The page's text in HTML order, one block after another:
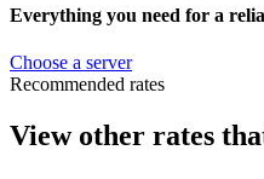
Everything you need for a
Choose a server
Recommended rates
View other rates